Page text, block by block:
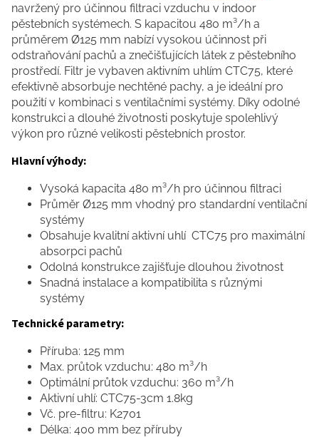
navržený pro účinnou filtraci vzduchu v indoor
pěstebních systémech. S kapacitou 480 m³/h a
průměrem Ø125 mm nabízí vysokou účinnost při
odstraňování pachů a znečišťujících látek z pěstebního
prostředí. Filtr je vybaven aktivním uhlím CTC75, které
efektivně absorbuje nechtěné pachy, a je ideální pro
použití v kombinaci s ventilačními systémy. Díky odolné
konstrukci a dlouhé životnosti poskytuje spolehlivý
výkon pro různé velikosti pěstebních prostor.
Hlavní výhody:
Vysoká kapacita 480 m³/h pro účinnou filtraci
Průměr Ø125 mm vhodný pro standardní ventilační
systémy
Obsahuje kvalitní aktivní uhlí CTC75 pro maximální
absorpci pachů
Odolná konstrukce zajišťuje dlouhou životnost
Snadná instalace a kompatibilita s různými
systémy
Technické parametry:
Příruba: 125 mm
Max. průtok vzduchu: 480 m³/h
Optimální průtok vzduchu: 360 m³/h
Aktivní uhlí: CTC75-3cm 1.8kg
Vč. pre-filtru: K2701
Délka: 400 mm bez příruby